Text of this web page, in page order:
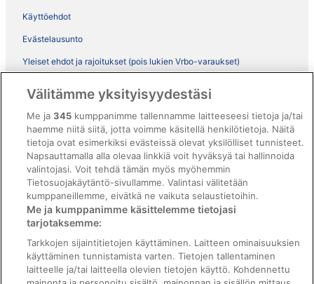
Käyttöehdot
Evästelausunto
Yleiset ehdot ja rajoitukset (pois lukien Vrbo-varaukset)
ebookers BONUS+ -ohjelman ehdot
Oikeudelliset tiedot / ota meihin yhteyttä
Sisältövaatimukset ja ilmoituksen tekeminen sisällöstä
Tuki
Ota yhteyttä
Varauksen muuttaminen tai peruuttaminen
Varaa lento lentoyhtiön hyvityskupongeilla
Välitämme yksityisyydestäsi
Me ja345 kumppanimme tallennamme laitteeseesi tietoja ja/tai
haemme niitä siitä, jotta voimme käsitellä henkilötietoja. Näitä
tietoja ovat esimerkiksi evästeissä olevat yksilölliset tunnisteet.
Napsauttamalla alla olevaa linkkiä voit hyväksyä tai hallinnoida
valintojasi. Voit tehdä tämän myös myöhemmin
Tietosuojakäytäntö-sivullamme. Valintasi välitetään
kumppaneillemme, eivätkä ne vaikuta selaustietoihin.
Me ja kumppanimme käsittelemme tietojasi
tarjotaksemme:
Tarkkojen sijaintitietojen käyttäminen. Laitteen ominaisuuksien
käyttäminen tunnistamista varten. Tietojen tallentaminen
laitteelle ja/tai laitteella olevien tietojen käyttö. Kohdennettu